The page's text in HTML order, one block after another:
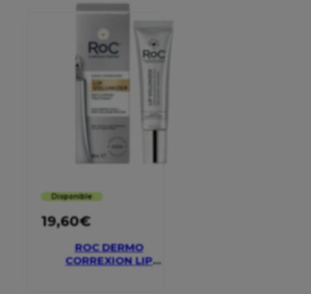
Disponible
19,60€
ROC DERMO
CORREXION LIP